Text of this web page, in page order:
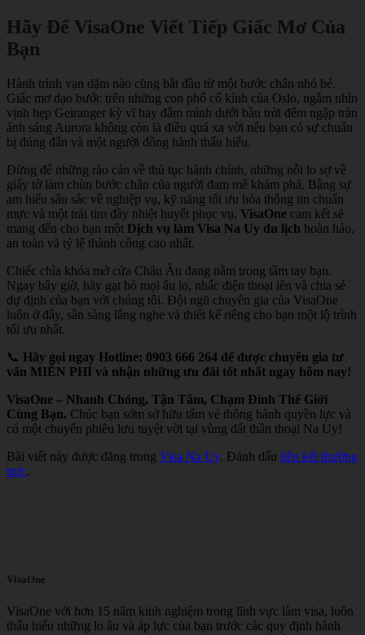
Hãy Để VisaOne Viết Tiếp Giấc Mơ Của
Bạn
Hành trình vạn dặm nào cũng bắt đầu từ một bước chân nhỏ bé.
Giấc mơ dạo bước trên những con phố cổ kính của Oslo, ngắm nhìn
vịnh hẹp Geiranger kỳ vĩ hay đắm mình dưới bầu trời đêm ngập tràn
ánh sáng Aurora không còn là điều quá xa vời nếu bạn có sự chuẩn
bị đúng đắn và một người đồng hành thấu hiểu.
Đừng để những rào cản về thủ tục hành chính, những nỗi lo sợ về
giấy tờ làm chùn bước chân của người đam mê khám phá. Bằng sự
am hiểu sâu sắc về nghiệp vụ, kỹ năng tối ưu hóa thông tin chuẩn
mực và một trái tim đầy nhiệt huyết phục vụ, VisaOne cam kết sẽ
mang đến cho bạn một Dịch vụ làm Visa Na Uy du lịch hoàn hảo,
an toàn và tỷ lệ thành công cao nhất.
Chiếc chìa khóa mở cửa Châu Âu đang nằm trong tầm tay bạn.
Ngay bây giờ, hãy gạt bỏ mọi âu lo, nhấc điện thoại lên và chia sẻ
dự định của bạn với chúng tôi. Đội ngũ chuyên gia của VisaOne
luôn ở đây, sẵn sàng lắng nghe và thiết kế riêng cho bạn một lộ trình
tối ưu nhất.
📞 Hãy gọi ngay Hotline: 0903 666 264 để được chuyên gia tư
vấn MIỄN PHÍ và nhận những ưu đãi tốt nhất ngay hôm nay!
VisaOne – Nhanh Chóng, Tận Tâm, Chạm Đỉnh Thế Giới
Cùng Bạn. Chúc bạn sớm sở hữu tấm vé thông hành quyền lực và
có một chuyến phiêu lưu tuyệt vời tại vùng đất thần thoại Na Uy!
Bài viết này được đăng trong Visa Na Uy. Đánh dấu liên kết thường
trực.
VisaOne
VisaOne với hơn 15 năm kinh nghiệm trong lĩnh vực làm visa, luôn
thấu hiểu những lo âu và áp lực của bạn trước các quy định hành